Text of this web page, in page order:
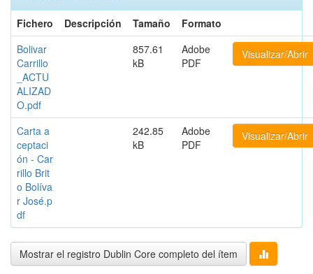
Fichero
Descripción Tamaño
Formato
Bolivar
Carrillo
_ACTU
ALIZAD
O.pdf
857.61
kB
Adobe
PDF
Visualizar/Abrir
Carta a
ceptaci
ón - Car
rillo Brit
o Bolíva
r José.p
df
242.85
kB
Adobe
PDF
Visualizar/Abrir
Mostrar el registro Dublin Core completo del ítem